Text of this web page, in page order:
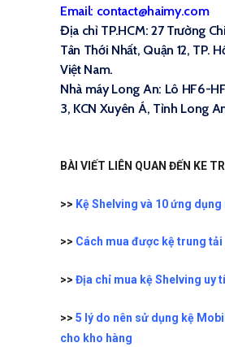
Email: contact@haimy.com
Địa chỉ TP.HCM: 27 Trường
Tân Thới Nhất, Quận 12, TP.
Việt Nam.
Nhà máy Long An: Lô HF6-
3, KCN Xuyên Á, Tỉnh Long
BÀI VIẾT LIÊN QUAN ĐẾN KE
>> Kệ Shelving và 10 ứng
>> Cách mua được kệ trung
>> Địa chỉ mua kệ Shelving uy
>> 5 lý do nên sử dụng kệ
cho kho hàng